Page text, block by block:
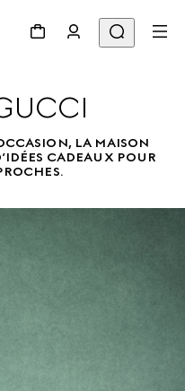
LA MAISON
CADEAUX POUR